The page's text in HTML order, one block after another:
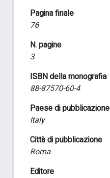
Pagina finale
76
N. pagine
3
ISBN della monografia
88-87570-60-4
Paese di pubblicazione
Italy
Città di pubblicazione
Roma
Editore